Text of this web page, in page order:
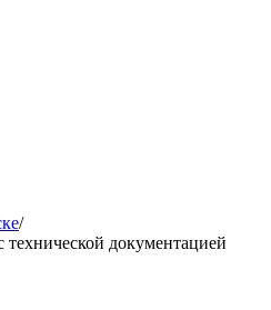
/
технической документацией